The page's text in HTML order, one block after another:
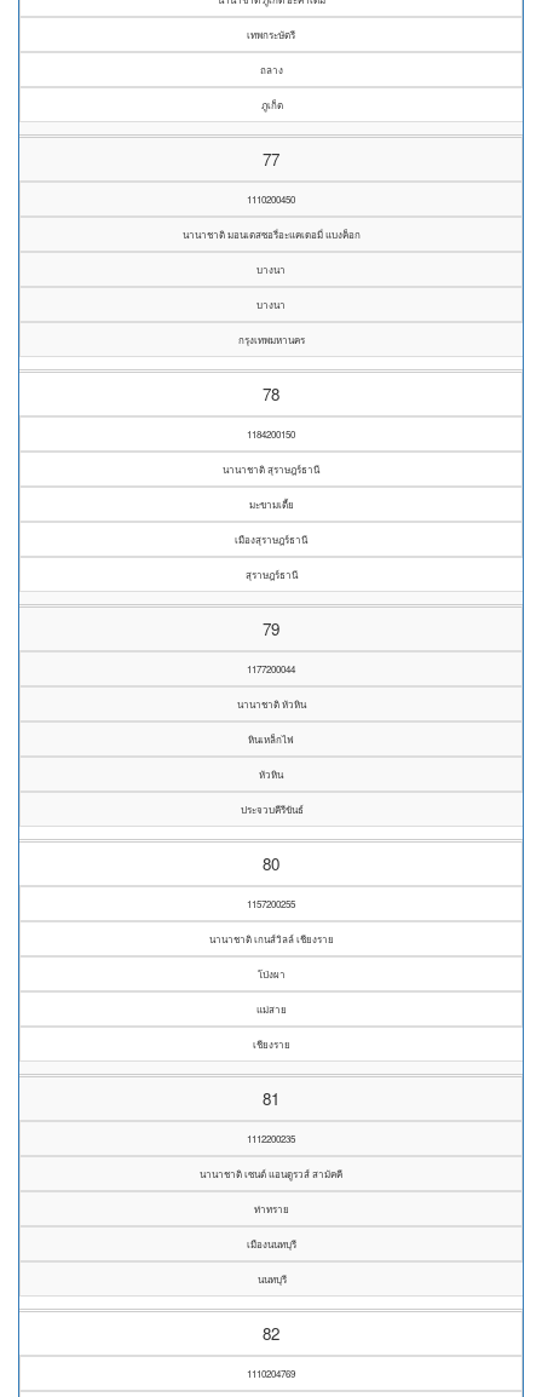
เทพกระษัตรี
ถลาง
ภูเก็ต
77
1110200450
นานาชาติ มอนเตสซอรี่อะแคเดอมี่ แบงค็อก
บางนา
บางนา
กรุงเทพมหานคร
78
1184200150
นานาชาติ สุราษฎร์ธานี
มะขามเตี้ย
เมืองสุราษฎร์ธานี
สุราษฎร์ธานี
79
1177200044
นานาชาติ หัวหิน
หินเหล็กไฟ
หัวหิน
ประจวบคีรีขันธ์
80
1157200255
นานาชาติ เกนส์วิลล์ เชียงราย
โป่งผา
แม่สาย
เชียงราย
81
1112200235
นานาชาติ เซนต์ แอนดูรวส์ สามัคคี
ท่าทราย
เมืองนนทบุรี
นนทบุรี
82
1110204769